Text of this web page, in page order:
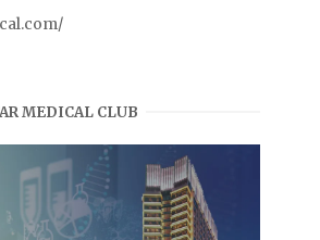
MEDICAL CLUB